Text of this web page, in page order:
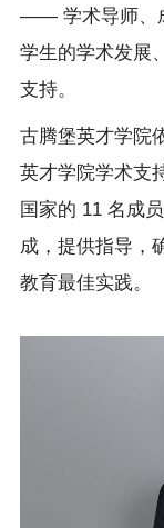
—— 学术导师、
学生的学术发展
支持。
古腾堡英才学院
英才学院学术支
国家的 11 名成
成，提供指导，
教育最佳实践。